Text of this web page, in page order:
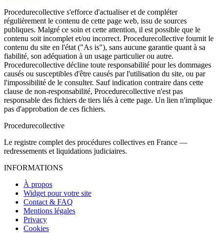
Procedurecollective s'efforce d'actualiser et de compléter
régulièrement le contenu de cette page web, issu de sources
publiques. Malgré ce soin et cette attention, il est possible que le
contenu soit incomplet et/ou incorrect. Procedurecollective fournit le
contenu du site en l'état ("As is"), sans aucune garantie quant à sa
fiabilité, son adéquation à un usage particulier ou autre.
Procedurecollective décline toute responsabilité pour les dommages
causés ou susceptibles d'être causés par l'utilisation du site, ou par
l'impossibilité de le consulter. Sauf indication contraire dans cette
clause de non-responsabilité, Procedurecollective n'est pas
responsable des fichiers de tiers liés à cette page. Un lien n'implique
pas d'approbation de ces fichiers.
Procedurecollective
Le registre complet des procédures collectives en France —
redressements et liquidations judiciaires.
INFORMATIONS
À propos
Widget pour votre site
Contact & FAQ
Mentions légales
Privacy
Cookies